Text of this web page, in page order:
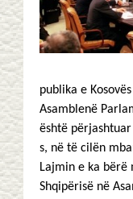
publika e
Asamblenë
është
s, në të cilën
Lajmin e ka
Shqipërisë në